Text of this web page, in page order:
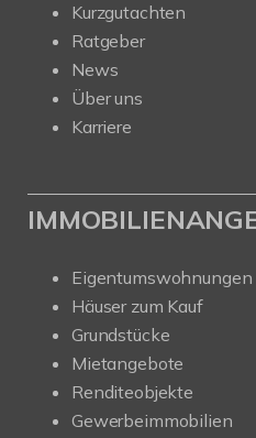
Kurzgutachten
Ratgeber
News
Über uns
Karriere
Eigentumswohnungen
Häuser zum Kauf
Grundstücke
Mietangebote
Renditeobjekte
Gewerbeimmobilien